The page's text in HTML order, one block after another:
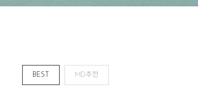
BEST MD추천